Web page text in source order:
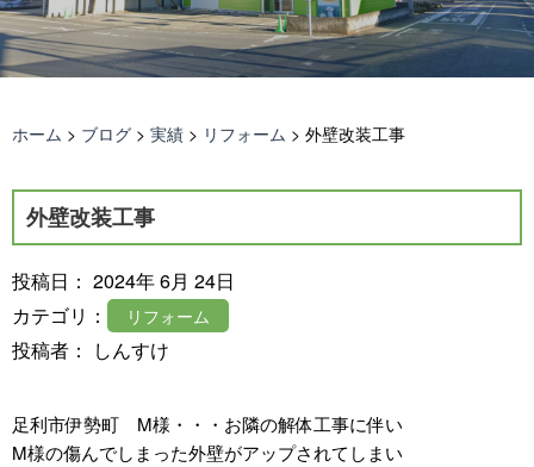
ホーム > ブログ > 実績 > リフォーム > 外壁改装工事
外壁改装工事
投稿日： 2024年 6月 24日
カテゴリ：
リフォーム
投稿者： しんすけ
足利市伊勢町 M様・・・お隣の解体工事に伴い
M様の傷んでしまった外壁がアップされてしまい